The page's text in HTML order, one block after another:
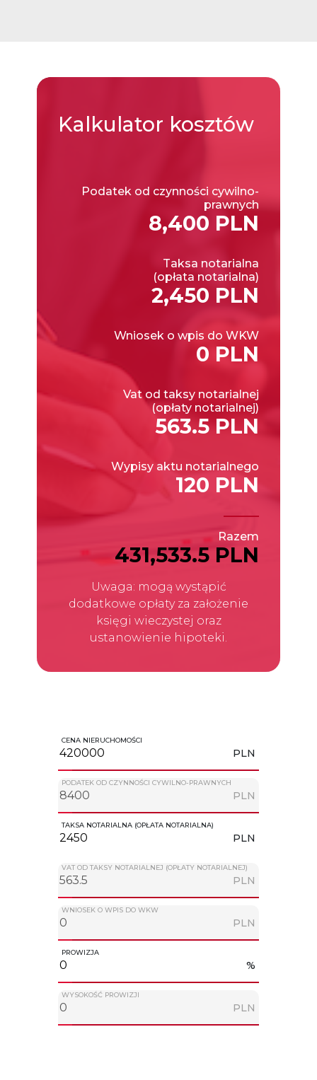
Kalkulator kosztów
Podatek od czynności cywilno-
prawnych
8,400 PLN
Taksa notarialna
(opłata notarialna)
2,450 PLN
Wniosek o wpis do WKW
0 PLN
Vat od taksy notarialnej
(opłaty notarialnej)
563.5 PLN
Wypisy aktu notarialnego
120 PLN
Razem
431,533.5 PLN
Uwaga: mogą wystąpić
dodatkowe opłaty za założenie
księgi wieczystej oraz
ustanowienie hipoteki.
CENA NIERUCHOMOŚCI
PLN
PODATEK OD CZYNNOŚCI CYWILNO-PRAWNYCH
PLN
TAKSA NOTARIALNA (OPŁATA NOTARIALNA)
PLN
VAT OD TAKSY NOTARIALNEJ (OPŁATY NOTARIALNEJ)
PLN
WNIOSEK O WPIS DO WKW
PLN
PROWIZJA
%
WYSOKOŚĆ PROWIZJI
PLN